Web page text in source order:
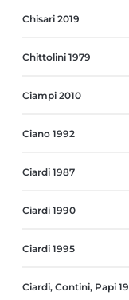
Chisari 2019
Chittolini 1979
Ciampi 2010
Ciano 1992
Ciardi 1987
Ciardi 1990
Ciardi 1995
Ciardi, Contini, Papi